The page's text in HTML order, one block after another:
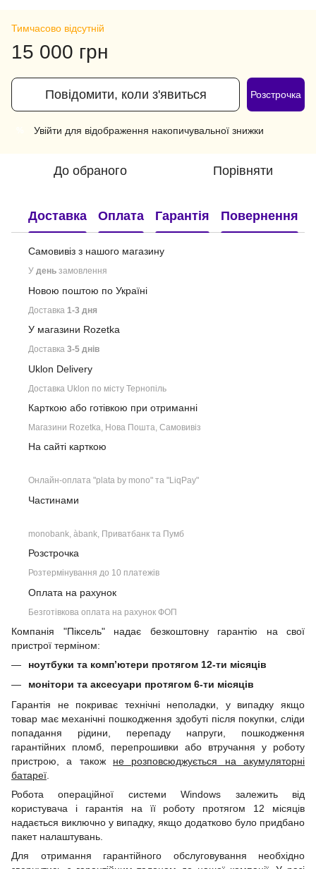
Тимчасово відсутній
15 000 грн
Повідомити, коли з'явиться Розстрочка
Увійти для відображення накопичувальної знижки
До обраного Порівняти
Доставка Оплата Гарантія Повернення
Самовивіз з нашого магазину
У день замовлення
Новою поштою по Україні
Доставка 1-3 дня
У магазини Rozetka
Доставка 3-5 днів
Uklon Delivery
Доставка Uklon по місту Тернопіль
Карткою або готівкою при отриманні
Магазини Rozetka, Нова Пошта, Самовивіз
На сайті карткою
Онлайн-оплата "plata by mono" та "LiqPay"
Частинами
monobank, àbank, Приватбанк та Пумб
Розстрочка
Розтермінування до 10 платежів
Оплата на рахунок
Безготівкова оплата на рахунок ФОП
Компанія "Піксель" надає безкоштовну гарантію на свої
пристрої терміном:
ноутбуки та комп’ютери протягом 12-ти місяців
монітори та аксесуари протягом 6-ти місяців
Гарантія не покриває технічні неполадки, у випадку якщо
товар має механічні пошкодження здобуті після покупки, сліди
попадання рідини, перепаду напруги, пошкодження
гарантійних пломб, перепрошивки або втручання у роботу
пристрою, а також не розповсюджується на акумуляторні
батареї
Робота операційної системи Windows залежить від
користувача і гарантія на її роботу протягом 12 місяців
надається виключно у випадку, якщо додатково було придбано
пакет налаштувань.
Для отримання гарантійного обслуговування необхідно